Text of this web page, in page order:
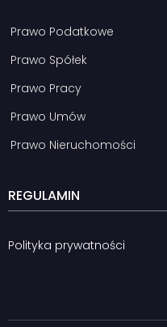
Prawo Podatkowe
Prawo Spółek
Prawo Pracy
Prawo Umów
Prawo Nieruchomości
REGULAMIN
Polityka prywatności